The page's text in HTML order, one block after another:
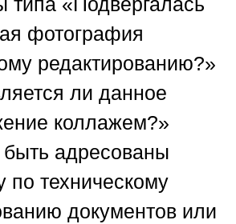
фотография
редактированию?»
ли данное
коллажем?»
адресованы
по техническому
документов или